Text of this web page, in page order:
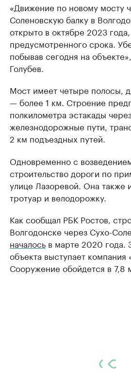
«Движение по новому мосту
Соленовскую балку в
открыто в октябре 2023
предусмотренного срока.
побывав сегодня на
Голубев.
Мост имеет четыре полосы,
— более 1 км. Строение
полкилометра эстакады
железнодорожные пути,
2 км подъездных путей.
Одновременно с
строительство дороги по
улице Лазоревой. Она также
тротуар и велодорожку.
Как сообщал РБК Ростов,
Волгодонске через Сухо-
началось в марте 2020 года.
объекта выступает компания
Сооружение обойдется в 7,8